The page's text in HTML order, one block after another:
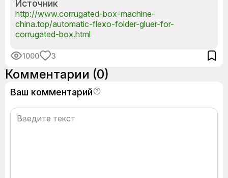
Источник
http://www.corrugated-box-machine-
china.top/automatic-flexo-folder-gluer-for-
corrugated-box.html
1000 3
Комментарии (0)
Ваш комментарий